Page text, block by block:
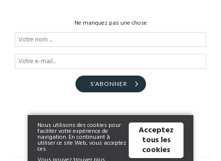
Ne manquez pas une chose
S'ABONNER
Nous utilisons des cookies pour
faciliter votre expérience de
navigation. En continuant à
utiliser ce site Web, vous acceptez
ces.
Acceptez
tous les
cookies